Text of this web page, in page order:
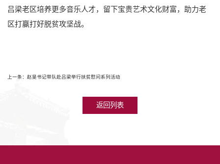
吕梁老区培养更多音乐人才，留下宝贵艺术文化财富，助力老
区打赢打好脱贫攻坚战。
上一条：赵旻书记带队赴吕梁举行扶贫慰问系列活动
返回列表